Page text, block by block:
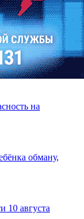
на
обману,
10 августа